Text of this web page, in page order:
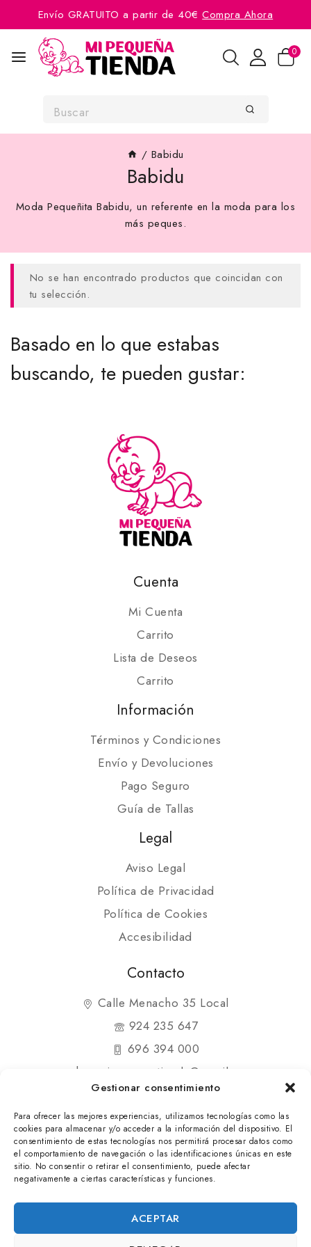
Gestionar consentimiento
Para ofrecer las mejores experiencias, utilizamos tecnologías como las
cookies para almacenar y/o acceder a la información del dispositivo. El
consentimiento de estas tecnologías nos permitirá procesar datos como
el comportamiento de navegación o las identificaciones únicas en este
sitio. No consentir o retirar el consentimiento, puede afectar
negativamente a ciertas características y funciones.
ACEPTAR
Envío GRATUITO a partir de 40€Compra Ahora
0
/ Babidu
Babidu
Moda Pequeñita Babidu, un referente en la moda para los
más peques.
No se han encontrado productos que coincidan con
tu selección.
Basado en lo que estabas
buscando, te pueden gustar:
Cuenta
Mi Cuenta
Carrito
Lista de Deseos
Carrito
Información
Términos y Condiciones
Envío y Devoluciones
Pago Seguro
Guía de Tallas
Legal
Aviso Legal
Política de Privacidad
Política de Cookies
Accesibilidad
Contacto
Calle Menacho 35 Local
924 235 647
696 394 000
shopmipequenatienda@gmail.com
© 2025 Mi Pequeña Tienda. Todos los derechos
reservados